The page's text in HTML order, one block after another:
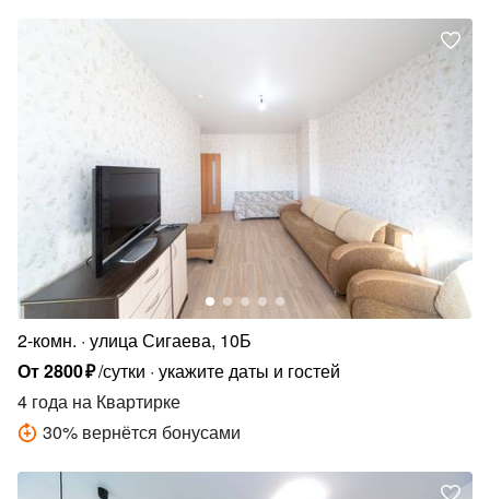
2-комн. улица Сигаева, 10Б
От2800₽/сутки укажите даты и гостей
4 года на Квартирке
30% вернётся бонусами